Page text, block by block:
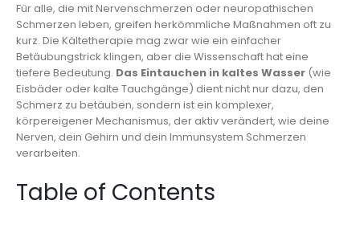
Für alle, die mit Nervenschmerzen oder neuropathischen
Schmerzen leben, greifen herkömmliche Maßnahmen oft zu
kurz. Die Kältetherapie mag zwar wie ein einfacher
Betäubungstrick klingen, aber die Wissenschaft hat eine
tiefere Bedeutung. Das Eintauchen in kaltes Wasser (wie
Eisbäder oder kalte Tauchgänge) dient nicht nur dazu, den
Schmerz zu betäuben, sondern ist ein komplexer,
körpereigener Mechanismus, der aktiv verändert, wie deine
Nerven, dein Gehirn und dein Immunsystem Schmerzen
verarbeiten.
Table of Contents